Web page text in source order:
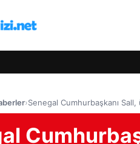
›Senegal Cumhurbaşkanı